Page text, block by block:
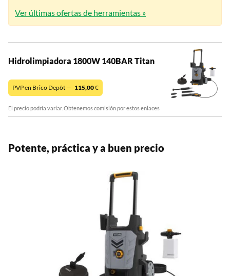
Ver últimas ofertas de herramientas »
Hidrolimpiadora 1800W 140BAR Titan
PVP en Brico Depôt — 115,00€
El precio podría variar. Obtenemos comisión por estos enlaces
Potente, práctica y a buen precio